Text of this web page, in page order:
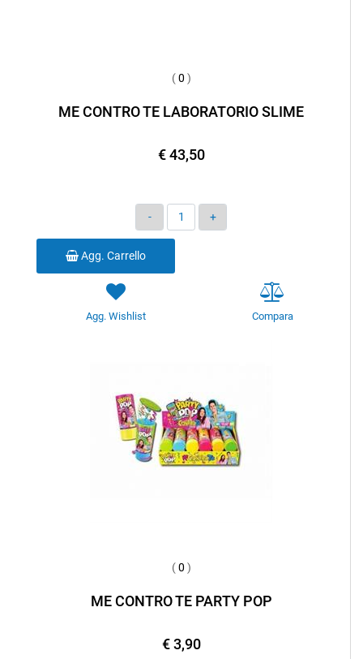
(0 )
ME CONTRO TE LABORATORIO SLIME
€ 43,50
Quantità
Agg. Carrello
Agg. Wishlist Compara
(0 )
ME CONTRO TE PARTY POP
€ 3,90